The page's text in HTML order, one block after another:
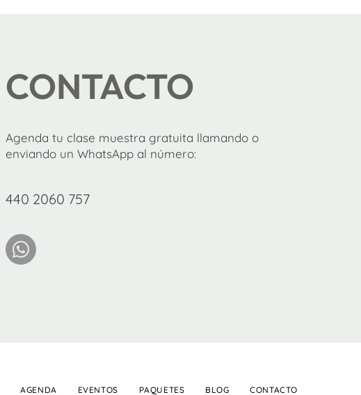
CONTACTO
Agenda tu clase muestra gratuita llamando o
enviando un WhatsApp al número:
440 2060 757
AGENDA EVENTOS PAQUETES BLOG CONTACTO